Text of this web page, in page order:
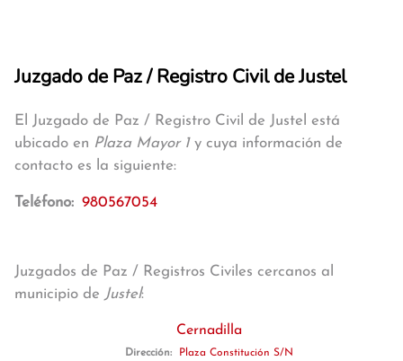
Juzgado de Paz / Registro Civil de Justel
El Juzgado de Paz / Registro Civil de Justel está
ubicado en Plaza Mayor 1y cuya información de
contacto es la siguiente:
Teléfono: 980567054
Juzgados de Paz / Registros Civiles cercanos al
municipio de Justel:
Cernadilla
Dirección:
Plaza Constitución S/N